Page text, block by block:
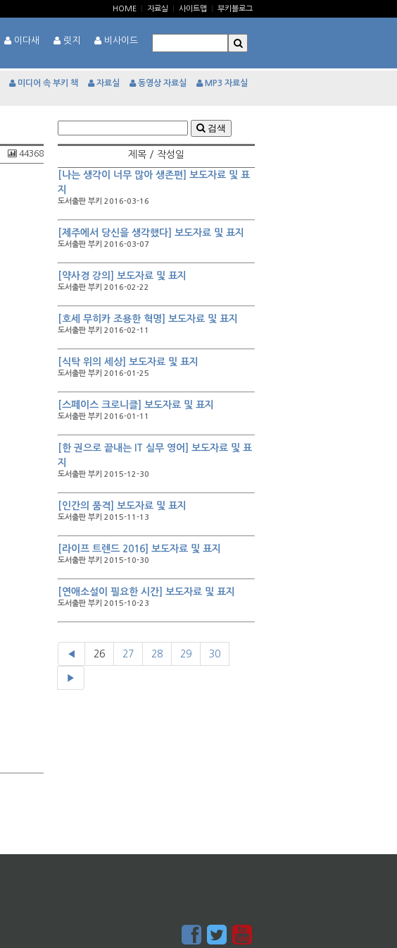
HOME 자료실 사이트맵 부키블로그
이다새 릿지 비사이드
미디어 속 부키 책 자료실 동영상 자료실 MP3 자료실
44368
검색
제목 / 작성일
[나는 생각이 너무 많아 생존편] 보도자료 및 표
지
도서출판 부키 2016-03-16
[제주에서 당신을 생각했다] 보도자료 및 표지
도서출판 부키 2016-03-07
[약사경 강의] 보도자료 및 표지
도서출판 부키 2016-02-22
[호세 무히카 조용한 혁명] 보도자료 및 표지
도서출판 부키 2016-02-11
[식탁 위의 세상] 보도자료 및 표지
도서출판 부키 2016-01-25
[스페이스 크로니클] 보도자료 및 표지
도서출판 부키 2016-01-11
[한 권으로 끝내는 IT 실무 영어] 보도자료 및 표
지
도서출판 부키 2015-12-30
[인간의 품격] 보도자료 및 표지
도서출판 부키 2015-11-13
[라이프 트렌드 2016] 보도자료 및 표지
도서출판 부키 2015-10-30
[연애소설이 필요한 시간] 보도자료 및 표지
도서출판 부키 2015-10-23
◀ 26 27 28 29 30
▶